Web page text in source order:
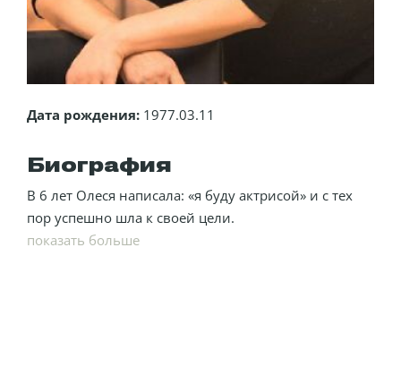
Дата рождения: 1977.03.11
Биография
В 6 лет Олеся написала: «я буду актрисой» и с тех
пор успешно шла к своей цели.
показать больше